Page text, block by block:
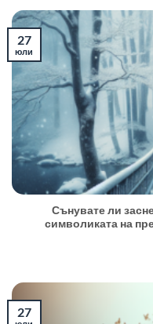
Сънувате ли
символиката на
27
юли
27